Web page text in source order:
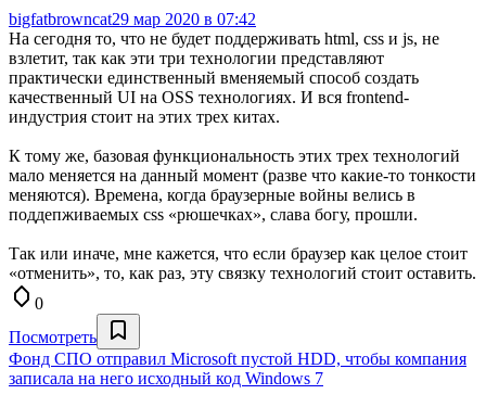
bigfatbrowncat29 мар 2020 в 07:42
На сегодня то, что не будет поддерживать html, css и js, не
взлетит, так как эти три технологии представляют
практически единственный вменяемый способ создать
качественный UI на OSS технологиях. И вся frontend-
индустрия стоит на этих трех китах.
К тому же, базовая функциональность этих трех технологий
мало меняется на данный момент (разве что какие-то тонкости
меняются). Времена, когда браузерные войны велись в
поддепживаемых css «рюшечках», слава богу, прошли.
Так или иначе, мне кажется, что если браузер как целое стоит
«отменить», то, как раз, эту связку технологий стоит оставить.
0
Посмотреть
Фонд СПО отправил Microsoft пустой HDD, чтобы компания
записала на него исходный код Windows 7